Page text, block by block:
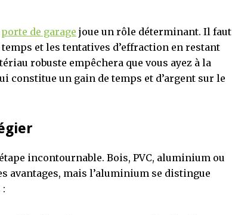
porte de garage joue un rôle déterminant. Il faut
et les tentatives d’effraction en restant
robuste empêchera que vous ayez à la
constitue un gain de temps et d’argent sur le
incontournable. Bois, PVC, aluminium ou
avantages, mais l’aluminium se distingue